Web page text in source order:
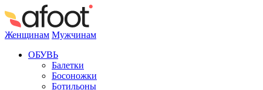
Женщинам Мужчинам
ОБУВЬ
Балетки
Босоножки
Ботильоны